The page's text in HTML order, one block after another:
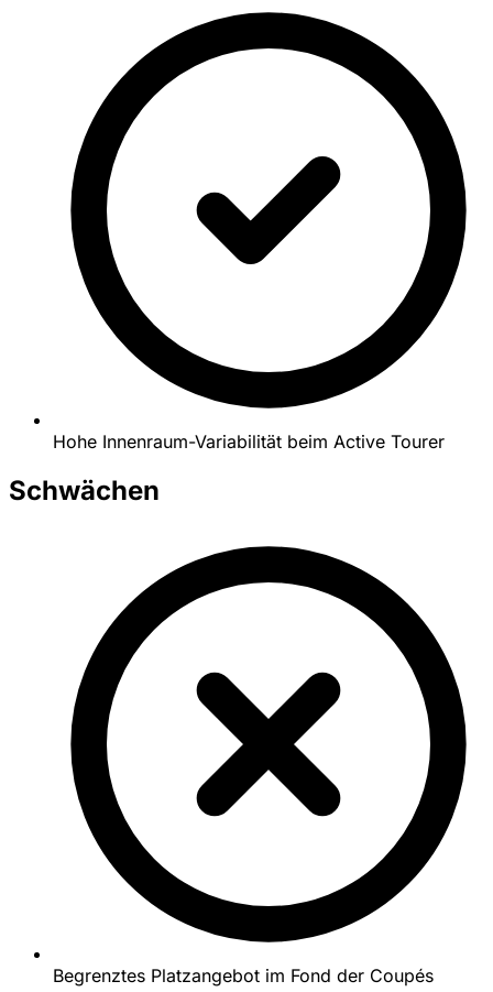
Hohe Innenraum-Variabilität beim Active Tourer
Schwächen
Begrenztes Platzangebot im Fond der Coupés